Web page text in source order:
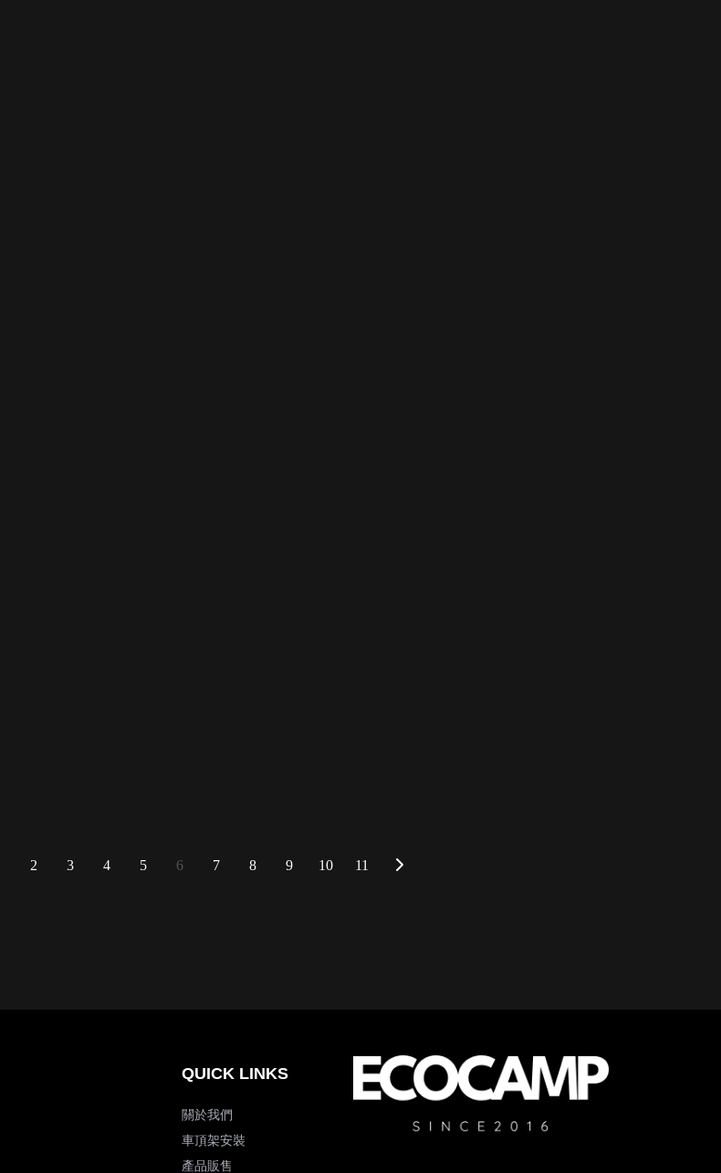
2 3 4 5 6 7 8 9 10 11
關於我們
車頂架安裝
產品販售